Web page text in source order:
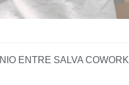
ENTRE SALVA COWORK